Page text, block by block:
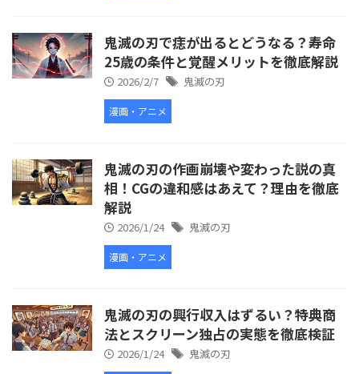
鬼滅の刃で痣が出るとどうなる？寿命
25歳の条件と覚醒メリットを徹底解説
2026/2/7 鬼滅の刃
漫画・アニメ
鬼滅の刃の作画崩壊や変わった説の真
相！CGの違和感はあえて？理由を徹底
解説
2026/1/24 鬼滅の刃
漫画・アニメ
鬼滅の刃の興行収入はずるい？特典商
法とスクリーン独占の実態を徹底検証
2026/1/24 鬼滅の刃